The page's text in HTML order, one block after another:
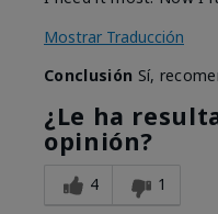
Mostrar Traducción
Conclusión Sí,
¿Le ha
opinión?
4 1